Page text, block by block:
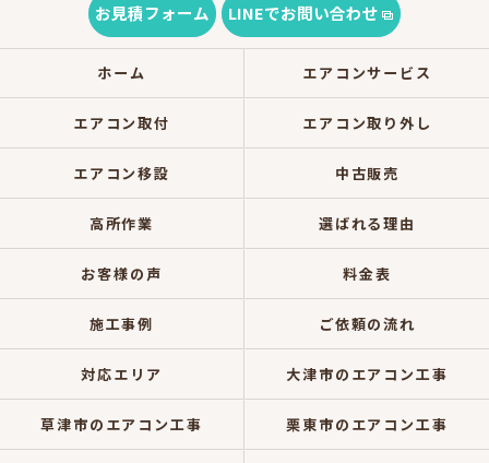
お見積フォーム LINEでお問い合わせ
ホーム エアコンサービス
エアコン取付 エアコン取り外し
エアコン移設 中古販売
高所作業 選ばれる理由
お客様の声 料金表
施工事例 ご依頼の流れ
対応エリア 大津市のエアコン工事
草津市のエアコン工事 栗東市のエアコン工事